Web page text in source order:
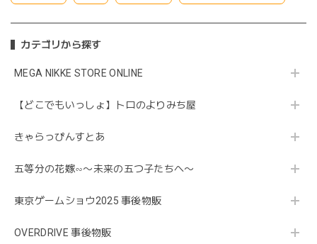
カテゴリから探す
MEGA NIKKE STORE ONLINE
【どこでもいっしょ】トロのよりみち屋
きゃらっぴんすとあ
五等分の花嫁∽〜未来の五つ子たちへ〜
東京ゲームショウ2025 事後物販
OVERDRIVE 事後物販